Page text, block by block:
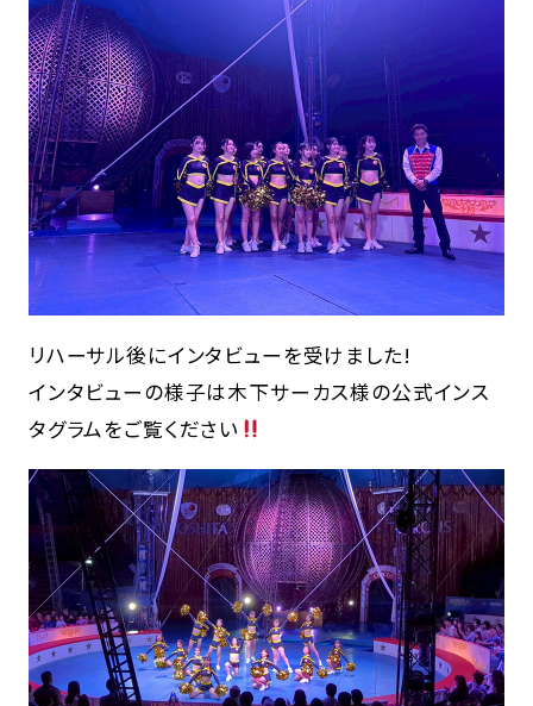
リハーサル後にインタビューを受けました!
インタビューの様子は木下サーカス様の公式インス
タグラムをご覧ください